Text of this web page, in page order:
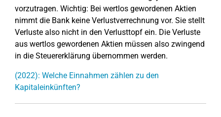
vorzutragen. Wichtig: Bei wertlos gewordenen Aktien
nimmt die Bank keine Verlustverrechnung vor. Sie stellt
Verluste also nicht in den Verlusttopf ein. Die Verluste
aus wertlos gewordenen Aktien müssen also zwingend
in die Steuererklärung übernommen werden.
(2022): Welche Einnahmen zählen zu den
Kapitaleinkünften?